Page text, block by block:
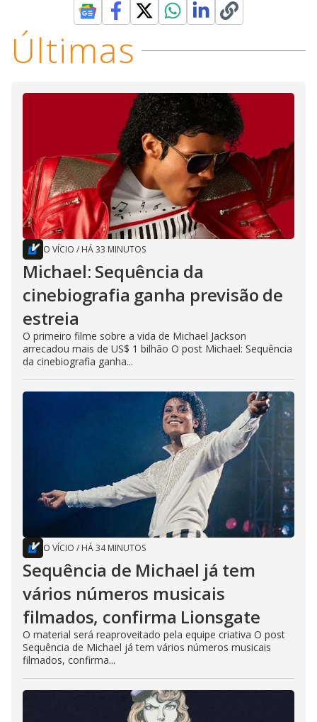
Últimas
O VÍCIO / HÁ 33 MINUTOS
Michael: Sequência da
cinebiografia ganha previsão de
estreia
O primeiro filme sobre a vida de Michael Jackson
arrecadou mais de US$ 1 bilhão O post Michael: Sequência
da cinebiografia ganha...
O VÍCIO / HÁ 34 MINUTOS
Sequência de Michael já tem
vários números musicais
filmados, confirma Lionsgate
O material será reaproveitado pela equipe criativa O post
Sequência de Michael já tem vários números musicais
filmados, confirma...